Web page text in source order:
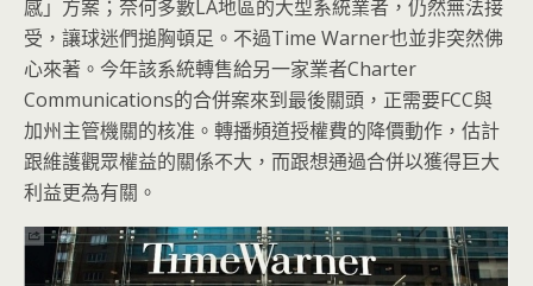
感」方案；奈何多數LA地區的大型系統業者，仍然無法接
受，讓球迷們搥胸頓足。不過Time Warner也並非突然佛
心來著。今年該系統轉售給另一家業者Charter
Communications的合併案來到最後關頭，正需要FCC與
加州主管機關的核准。轉播頻道授權費的降價動作，估計
跟維護觀眾權益的關係不大，而跟想通過合併以獲得巨大
利益更為有關。